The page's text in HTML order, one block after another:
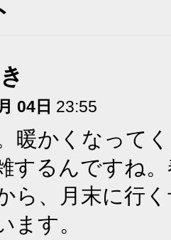
04日 23:55
暖かくなって
するんですね
ら、月末に行
ます。